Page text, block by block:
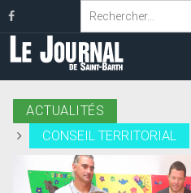
ACTUALITÉS
CONSEIL TERRITORIAL